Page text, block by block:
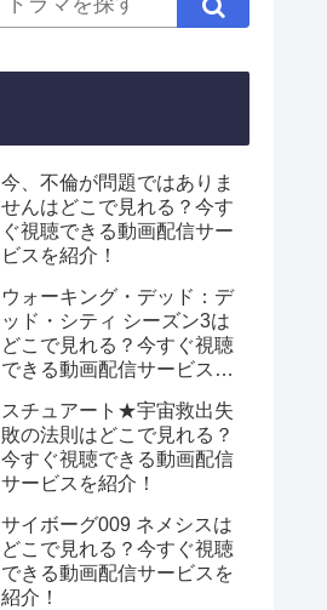
今、不倫が問題ではありま
せんはどこで見れる？今す
ぐ視聴できる動画配信サー
ビスを紹介！
ウォーキング・デッド：デ
ッド・シティ シーズン3は
どこで見れる？今すぐ視聴
できる動画配信サービスを
スチュアート★宇宙救出失
敗の法則はどこで見れる？
今すぐ視聴できる動画配信
サービスを紹介！
サイボーグ009 ネメシスは
どこで見れる？今すぐ視聴
できる動画配信サービスを
紹介！